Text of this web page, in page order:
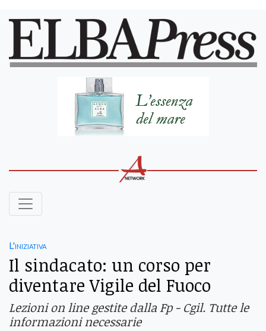
L'iniziativa
Il sindacato: un corso per
diventare Vigile del Fuoco
Lezioni on line gestite dalla Fp - Cgil. Tutte le
informazioni necessarie